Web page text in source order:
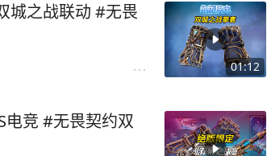
01:12
城之战联动 #无畏
电竞 #无畏契约双